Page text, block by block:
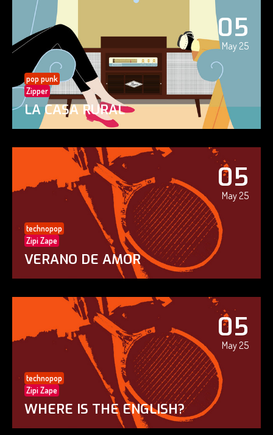
05
May 25
pop punk
Zipper
LA CASA RURAL
05
May 25
technopop
Zipi Zape
VERANO DE AMOR
05
May 25
technopop
Zipi Zape
WHERE IS THE ENGLISH?